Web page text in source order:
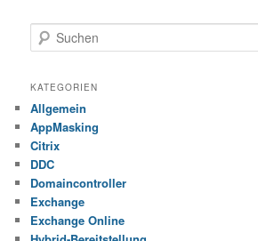
u
h
n
KATEGORIEN
Allgemein
AppMasking
Citrix
DDC
Domaincontroller
Exchange
Exchange Online